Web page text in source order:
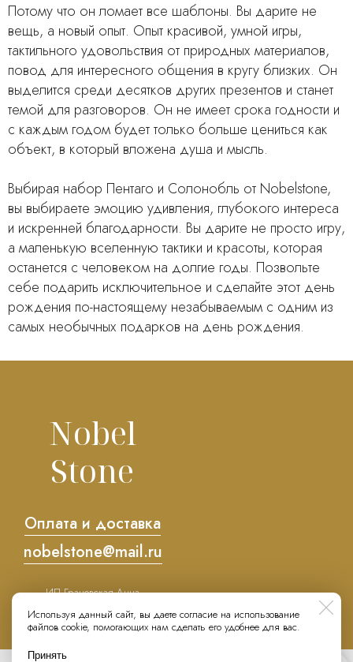
Потому что он ломает все шаблоны. Вы дарите не
вещь, а новый опыт. Опыт красивой, умной игры,
тактильного удовольствия от природных материалов,
повод для интересного общения в кругу близких. Он
выделится среди десятков других презентов и станет
темой для разговоров. Он не имеет срока годности и
с каждым годом будет только больше цениться как
объект, в который вложена душа и мысль.
Выбирая набор Пентаго и Солонобль от Nobelstone,
вы выбираете эмоцию удивления, глубокого интереса
и искренней благодарности. Вы дарите не просто игру,
а маленькую вселенную тактики и красоты, которая
останется с человеком на долгие годы. Позвольте
себе подарить исключительное и сделайте этот день
рождения по-настоящему незабываемым с одним из
самых необычных подарков на день рождения.
Используя данный сайт, вы даете согласие на использование
файлов cookie, помогающих нам сделать его удобнее для вас.
Принять
Nobel
Stone
Оплата и доставка
nobelstone@mail.ru
ИП Грановская Анна
ИНН 500302877306
ОГРНИП 323774600036921